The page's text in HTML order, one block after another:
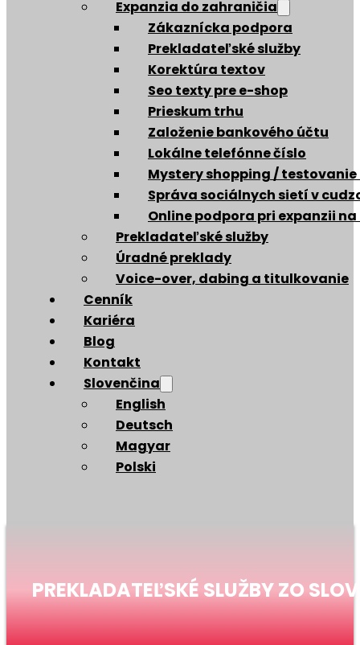
Expanzia do zahraničia
Zákaznícka podpora
Prekladateľské služby
Korektúra textov
Seo texty pre e-shop
Prieskum trhu
Založenie bankového účtu
Lokálne telefónne číslo
Mystery shopping /
Správa sociálnych sietí v
Online podpora pri expanzii
Prekladateľské služby
Úradné preklady
Voice-over, dabing a titulkovanie
Cenník
Kariéra
Blog
Kontakt
Slovenčina
English
Deutsch
Magyar
Polski
PREKLADATEĽSKÉ SLUŽBY ZO